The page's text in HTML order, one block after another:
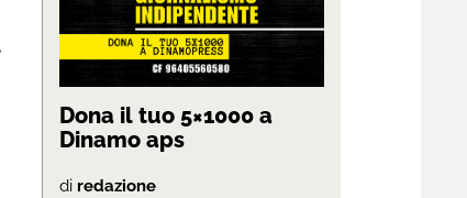
Dona il tuo 5×1000 a
Dinamo aps
di redazione